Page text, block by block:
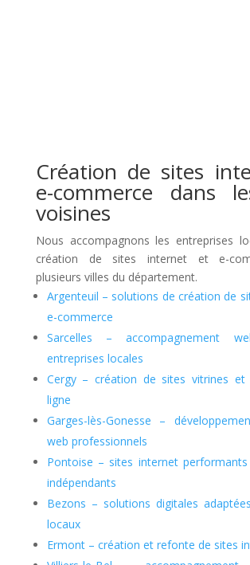
Création de sites
e-commerce dans
voisines
Nous accompagnons les entreprises
création de sites internet et e-
plusieurs villes du département.
Argenteuil – solutions de création de
e-commerce
Sarcelles – accompagnement
entreprises locales
Cergy – création de sites vitrines et
ligne
Garges-lès-Gonesse –
web professionnels
Pontoise – sites internet
indépendants
Bezons – solutions digitales
locaux
Ermont – création et refonte de sites